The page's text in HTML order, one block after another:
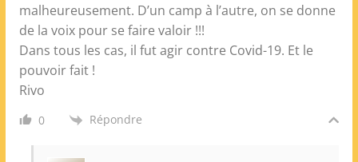
malheureusement. D’un camp à l’autre, on se donne
de la voix pour se faire valoir !!!
Dans tous les cas, il fut agir contre Covid-19. Et le
pouvoir fait !
Rivo
0 Répondre